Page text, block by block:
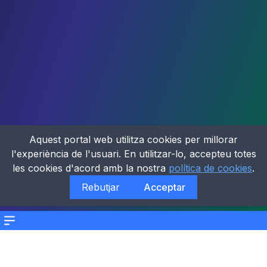
Menu
Aquest portal web utilitza cookies per millorar
l'experiència de l'usuari. En utilitzar-lo, accepteu totes
les cookies d'acord amb la nostra política de cookies.
Rebutjar
Acceptar